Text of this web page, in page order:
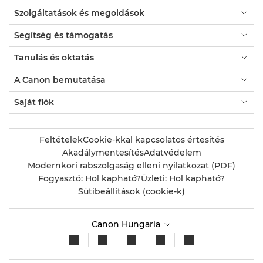
Szolgáltatások és megoldások
Segítség és támogatás
Tanulás és oktatás
A Canon bemutatása
Saját fiók
FeltételekCookie-kkal kapcsolatos értesítés
AkadálymentesítésAdatvédelem
Modernkori rabszolgaság elleni nyilatkozat (PDF)
Fogyasztó: Hol kapható?Üzleti: Hol kapható?
Sütibeállítások (cookie-k)
Canon Hungaria